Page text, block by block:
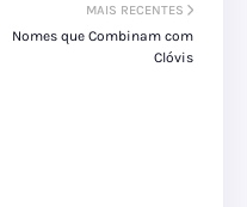
MAIS RECENTES
Nomes que Combinam com
Clóvis